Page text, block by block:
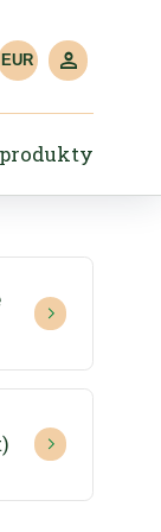
EUR